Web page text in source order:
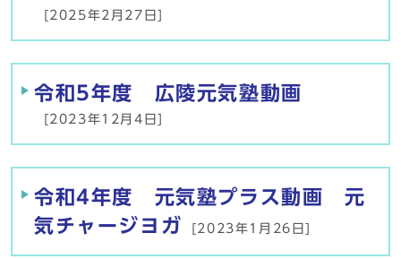
[2025年2月27日]
令和5年度 広陵元気塾動画
[2023年12月4日]
令和4年度 元気塾プラス動画 元
気チャージヨガ
[2023年1月26日]